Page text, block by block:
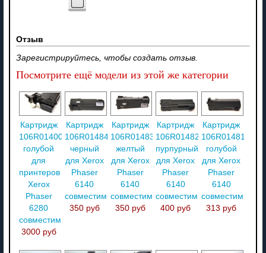
Отзыв
Зарегистрируйтесь, чтобы создать отзыв.
Посмотрите ещё модели из этой же категории
Картридж
106R01400
голубой
для
принтеров
Xerox
Phaser
6280
совместимый
3000 руб
Картридж
106R01484
черный
для Xerox
Phaser
6140
совместимый
350 руб
Картридж
106R01483
желтый
для Xerox
Phaser
6140
совместимый
350 руб
Картридж
106R01482
пурпурный
для Xerox
Phaser
6140
совместимый
400 руб
Картридж
106R01481
голубой
для Xerox
Phaser
6140
совместимый
313 руб